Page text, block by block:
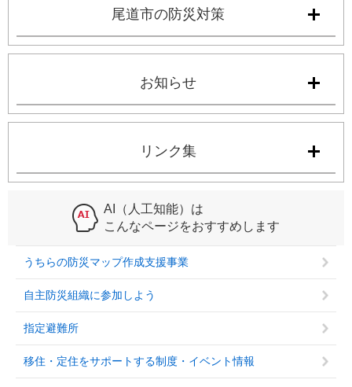
尾道市の防災対策
お知らせ
リンク集
AI（人工知能）は
こんなページをおすすめします
うちらの防災マップ作成支援事業
自主防災組織に参加しよう
指定避難所
移住・定住をサポートする制度・イベント情報